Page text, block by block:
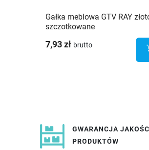
Gałka meblowa GTV RAY
szczotkowane
7,93 zł brutto
GWARANCJA
PRODUKTÓW